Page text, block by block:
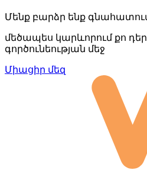
Մենք բարձր ենք
մեծապես կարևորում քո
գործունեության մեջ
Միացիր մեզ